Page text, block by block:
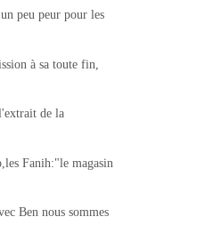
peu peur pour les
à sa toute fin,
de la
Fanih:"le magasin
Ben nous sommes